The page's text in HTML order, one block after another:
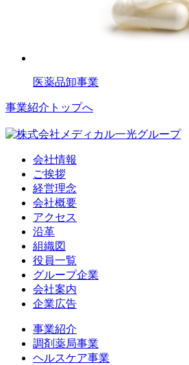
医薬品卸事業
事業紹介トップへ
会社情報
ご挨拶
経営理念
会社概要
アクセス
沿革
組織図
役員一覧
グループ企業
会社案内
企業広告
事業紹介
調剤薬局事業
ヘルスケア事業